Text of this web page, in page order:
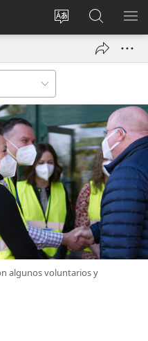
Cambiar
del sitio
Iniciar
sesión
nueva
en
jw.org
algunos voluntarios y